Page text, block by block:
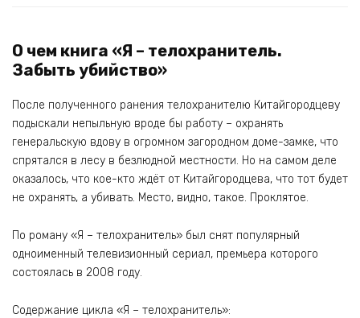
О чем книга «Я – телохранитель.
Забыть убийство»
После полученного ранения телохранителю Китайгородцеву
подыскали непыльную вроде бы работу – охранять
генеральскую вдову в огромном загородном доме-замке, что
спрятался в лесу в безлюдной местности. Но на самом деле
оказалось, что кое-кто ждёт от Китайгородцева, что тот будет
не охранять, а убивать. Место, видно, такое. Проклятое.
По роману «Я – телохранитель» был снят популярный
одноименный телевизионный сериал, премьера которого
состоялась в 2008 году.
Содержание цикла «Я – телохранитель»: